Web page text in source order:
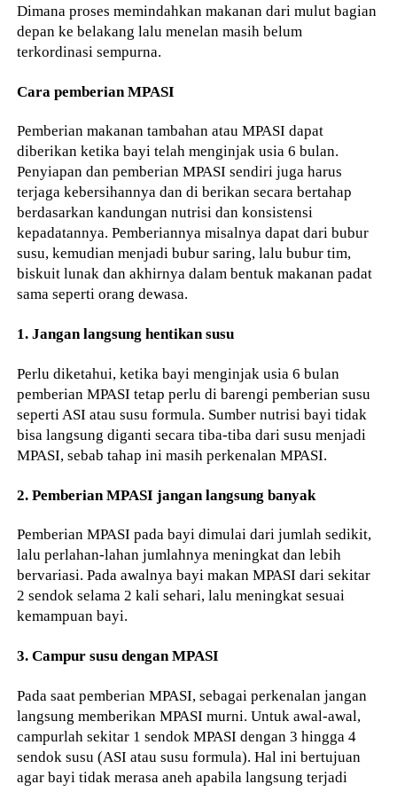
Dimana proses memindahkan makanan dari mulut bagian
depan ke belakang lalu menelan masih belum
terkordinasi sempurna.
Cara pemberian MPASI
Pemberian makanan tambahan atau MPASI dapat
diberikan ketika bayi telah menginjak usia 6 bulan.
Penyiapan dan pemberian MPASI sendiri juga harus
terjaga kebersihannya dan di berikan secara bertahap
berdasarkan kandungan nutrisi dan konsistensi
kepadatannya. Pemberiannya misalnya dapat dari bubur
susu, kemudian menjadi bubur saring, lalu bubur tim,
biskuit lunak dan akhirnya dalam bentuk makanan padat
sama seperti orang dewasa.
1. Jangan langsung hentikan susu
Perlu diketahui, ketika bayi menginjak usia 6 bulan
pemberian MPASI tetap perlu di barengi pemberian susu
seperti ASI atau susu formula. Sumber nutrisi bayi tidak
bisa langsung diganti secara tiba-tiba dari susu menjadi
MPASI, sebab tahap ini masih perkenalan MPASI.
2. Pemberian MPASI jangan langsung banyak
Pemberian MPASI pada bayi dimulai dari jumlah sedikit,
lalu perlahan-lahan jumlahnya meningkat dan lebih
bervariasi. Pada awalnya bayi makan MPASI dari sekitar
2 sendok selama 2 kali sehari, lalu meningkat sesuai
kemampuan bayi.
3. Campur susu dengan MPASI
Pada saat pemberian MPASI, sebagai perkenalan jangan
langsung memberikan MPASI murni. Untuk awal-awal,
campurlah sekitar 1 sendok MPASI dengan 3 hingga 4
sendok susu (ASI atau susu formula). Hal ini bertujuan
agar bayi tidak merasa aneh apabila langsung terjadi